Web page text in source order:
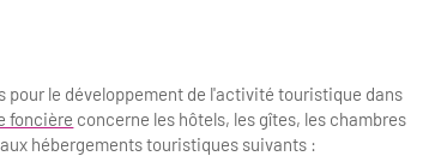
le développement de l'activité touristique dans
foncière concerne les hôtels, les gîtes, les chambres
hébergements touristiques suivants :